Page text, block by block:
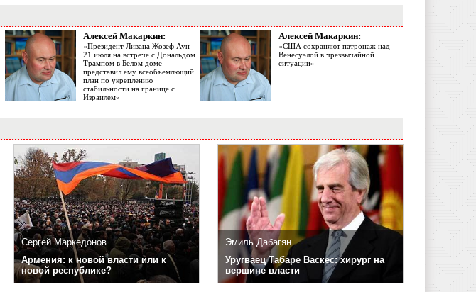
Алексей Макаркин:
«Президент Ливана Жозеф Аун
21 июля на встрече с Дональдом
Трампом в Белом доме
представил ему всеобъемлющий
план по укреплению
стабильности на границе с
Израилем»
Алексей Макаркин:
«США сохраняют патронаж над
Венесуэлой в чрезвычайной
ситуации»
Сергей Маркедонов
Армения: к новой власти или к
новой республике?
Эмиль Дабагян
Уругваец Табаре Васкес: хирург на
вершине власти